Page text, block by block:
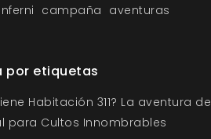
campaña aventuras
por etiquetas
Habitación 311? La aventura de
para Cultos Innombrables